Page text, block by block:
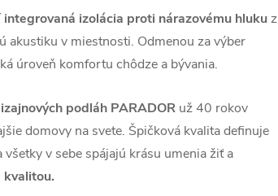
integrovaná izolácia proti nárazovému hlukuz
akustiku v miestnosti. Odmenou za výber
úroveň komfortu chôdze a bývania.
podláh PARADOR už 40 rokov
domovy na svete. Špičková kvalita definuje
v sebe spájajú krásu umenia žiť a
kvalitou.